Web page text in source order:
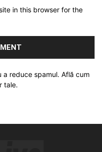
in this browser for the
a reduce spamul. Află cum
tale.